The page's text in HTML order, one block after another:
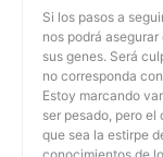
Si los pasos a
nos podrá
sus genes. Será
no corresponda
Estoy marcando
ser pesado, pero el
que sea la estirpe